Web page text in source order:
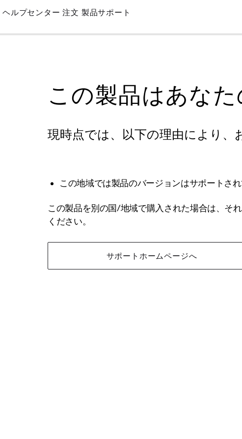
Skip
Main
ヘルプセンター 注文 製品サポート
この製品はあな
現時点では、以下の理由により、
この地域では製品のバージョンはサポートされ
この製品を別の国/地域で購入された場合は、そ
ください。
サポートホームページへ